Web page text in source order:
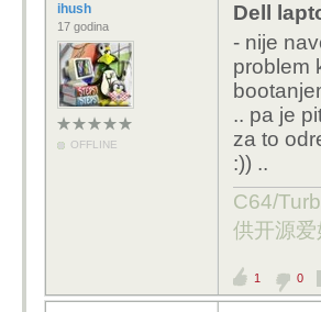
ihush
17 godina
OFFLINE
Dell
- nije
problem
.. pa je
za to
:)) ..
C64/
供开源爱
1 0